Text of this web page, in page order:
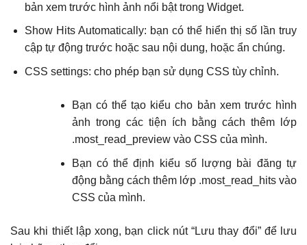
bản xem trước hình ảnh nổi bật trong Widget.
Show Hits Automatically: bạn có thể hiển thị số lần truy
cập tự động trước hoặc sau nội dung, hoặc ẩn chúng.
CSS settings: cho phép bạn sử dụng CSS tùy chỉnh.
Bạn có thể tạo kiểu cho bản xem trước hình
ảnh trong các tiện ích bằng cách thêm lớp
.most_read_preview vào CSS của mình.
Bạn có thể định kiểu số lượng bài đăng tự
động bằng cách thêm lớp .most_read_hits vào
CSS của mình.
Sau khi thiết lập xong, bạn click nút “Lưu thay đổi” để lưu